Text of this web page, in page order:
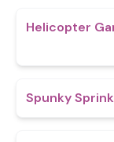
Helicopter
Spunky